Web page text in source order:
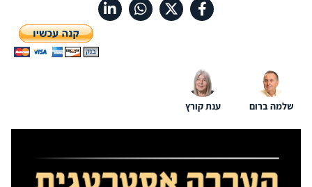
שלמה ברום ענת קורץ